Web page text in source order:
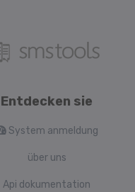
Entdecken sie
System anmeldung
über uns
Api dokumentation